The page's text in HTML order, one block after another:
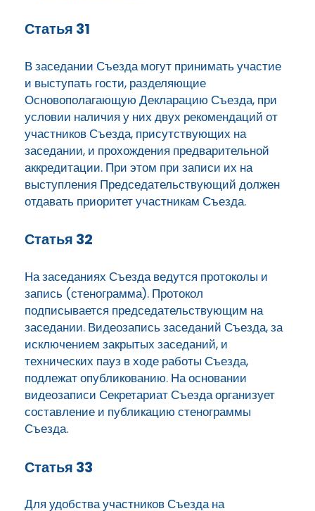
Статья 31
В заседании Съезда могут принимать участие
и выступать гости, разделяющие
Основополагающую Декларацию Съезда, при
условии наличия у них двух рекомендаций от
участников Съезда, присутствующих на
заседании, и прохождения предварительной
аккредитации. При этом при записи их на
выступления Председательствующий должен
отдавать приоритет участникам Съезда.
Статья 32
На заседаниях Съезда ведутся протоколы и
запись (стенограмма). Протокол
подписывается председательствующим на
заседании. Видеозапись заседаний Съезда, за
исключением закрытых заседаний, и
технических пауз в ходе работы Съезда,
подлежат опубликованию. На основании
видеозаписи Секретариат Съезда организует
составление и публикацию стенограммы
Съезда.
Статья 33
Для удобства участников Съезда на